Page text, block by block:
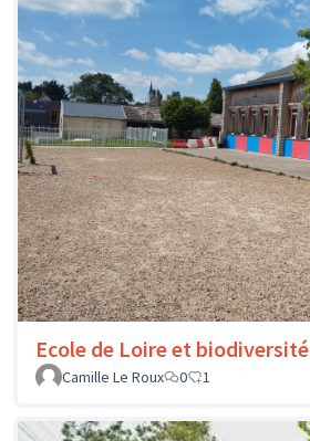
Ecole de Loire et biodiversité
Camille Le Roux
0 1